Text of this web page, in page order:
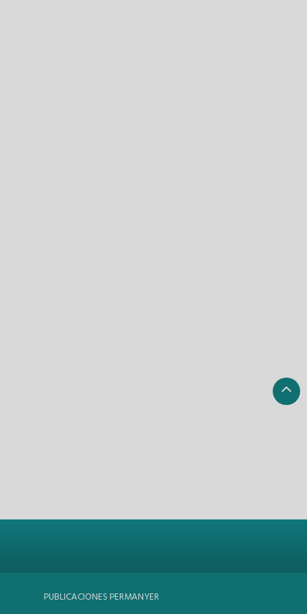
PUBLICACIONES PERMANYER